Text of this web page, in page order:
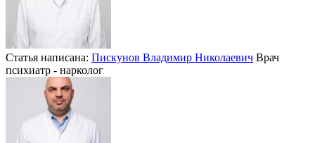
Статья написана: Пискунов Владимир Николаевич Врач
психиатр - нарколог